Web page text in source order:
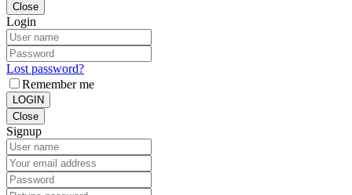
Close
Login
Lost password?
Remember me
LOGIN
Close
Signup